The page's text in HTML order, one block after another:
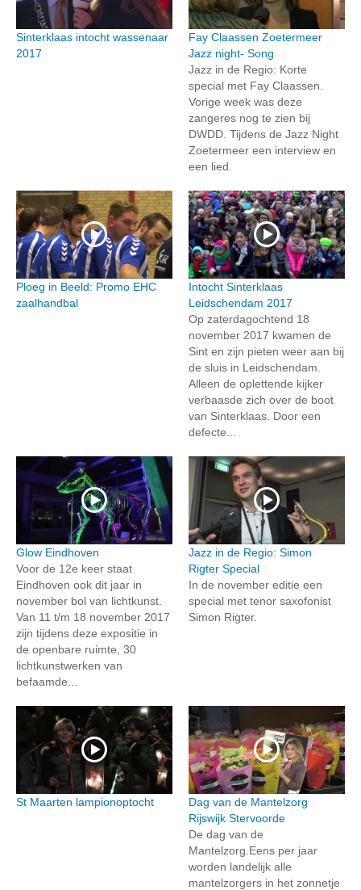
Sinterklaas intocht wassenaar
2017
Fay Claassen Zoetermeer
Jazz night- Song
Jazz in de Regio: Korte
special met Fay Claassen.
Vorige week was deze
zangeres nog te zien bij
DWDD. Tijdens de Jazz Night
Zoetermeer een interview en
een lied.
Ploeg in Beeld: Promo EHC
zaalhandbal
Intocht Sinterklaas
Leidschendam 2017
Op zaterdagochtend 18
november 2017 kwamen de
Sint en zijn pieten weer aan bij
de sluis in Leidschendam.
Alleen de oplettende kijker
verbaasde zich over de boot
van Sinterklaas. Door een
defecte...
Glow Eindhoven
Voor de 12e keer staat
Eindhoven ook dit jaar in
november bol van lichtkunst.
Van 11 t/m 18 november 2017
zijn tijdens deze expositie in
de openbare ruimte, 30
lichtkunstwerken van
befaamde...
Jazz in de Regio: Simon
Rigter Special
In de november editie een
special met tenor saxofonist
Simon Rigter.
St Maarten lampionoptocht
Dag van de Mantelzorg
Rijswijk Stervoorde
De dag van de
Mantelzorg.Eens per jaar
worden landelijk alle
mantelzorgers in het zonnetje